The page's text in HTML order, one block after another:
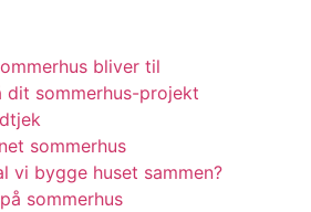
bliver til
dit sommerhus-projekt
sommerhus
vi bygge huset sammen?
sommerhus